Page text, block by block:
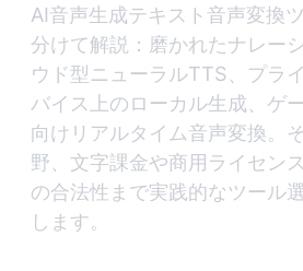
AI音声生成テキスト音声変換
分けて解説：磨かれたナレー
ウド型ニューラルTTS、プラ
バイス上のローカル生成、ゲ
向けリアルタイム音声変換。
野、文字課金や商用ライセン
の合法性まで実践的なツール
します。